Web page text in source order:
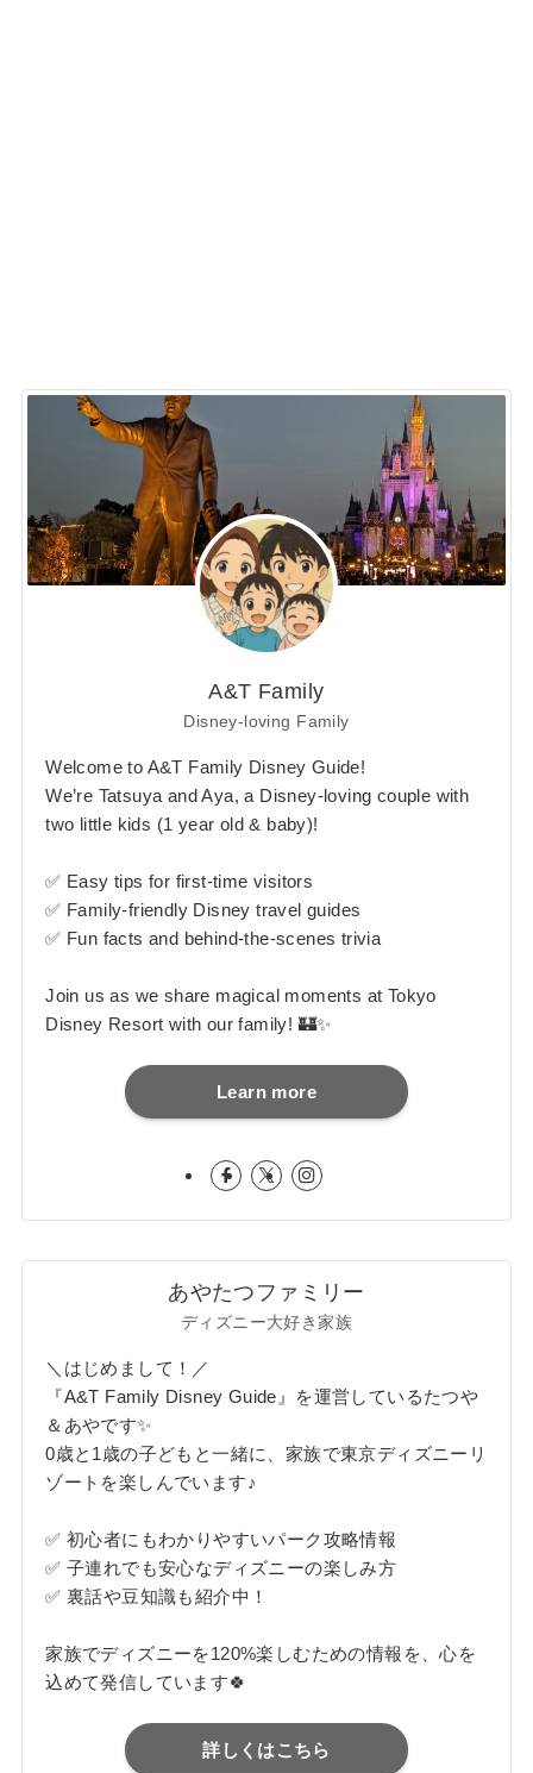
A&T Family
Disney-loving Family
Welcome to A&T Family Disney Guide!
We’re Tatsuya and Aya, a Disney-loving couple with
two little kids (1 year old & baby)!
✅ Easy tips for first-time visitors
✅ Family-friendly Disney travel guides
✅ Fun facts and behind-the-scenes trivia
Join us as we share magical moments at Tokyo
Disney Resort with our family! 🏰✨
Learn more
あやたつファミリー
ディズニー大好き家族
＼はじめまして！／
『A&T Family Disney Guide』を運営しているたつや
＆あやです✨
0歳と1歳の子どもと一緒に、家族で東京ディズニーリ
ゾートを楽しんでいます♪
✅ 初心者にもわかりやすいパーク攻略情報
✅ 子連れでも安心なディズニーの楽しみ方
✅ 裏話や豆知識も紹介中！
家族でディズニーを120%楽しむための情報を、心を
込めて発信しています🍀
詳しくはこちら